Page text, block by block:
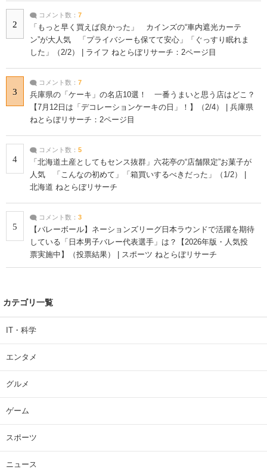
2
コメント数： 7
「もっと早く買えば良かった」 カインズの“車内遮光カーテ
ン”が大人気 「プライバシーも保てて安心」「ぐっすり眠れま
した」（2/2） | ライフ ねとらぼリサーチ：2ページ目
3
コメント数： 7
兵庫県の「ケーキ」の名店10選！ 一番うまいと思う店はどこ？
【7月12日は「デコレーションケーキの日」！】（2/4） | 兵庫県
ねとらぼリサーチ：2ページ目
4
コメント数： 5
「北海道土産としてもセンス抜群」六花亭の“店舗限定”お菓子が
人気 「こんなの初めて」「箱買いするべきだった」（1/2） |
北海道 ねとらぼリサーチ
5
コメント数： 3
【バレーボール】ネーションズリーグ日本ラウンドで活躍を期待
している「日本男子バレー代表選手」は？【2026年版・人気投
票実施中】（投票結果） | スポーツ ねとらぼリサーチ
カテゴリ一覧
IT・科学
エンタメ
グルメ
ゲーム
スポーツ
ニュース